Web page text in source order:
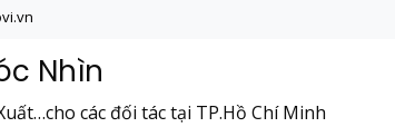
Nhìn
các đối tác tại TP.Hồ Chí Minh